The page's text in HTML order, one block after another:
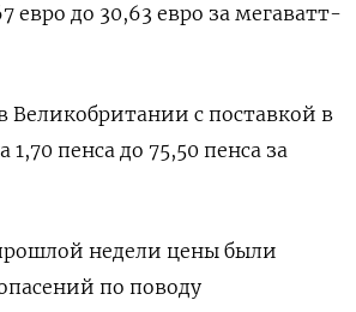
евро до 30,63 евро за мегаватт-
Великобритании с поставкой в
1,70 пенса до 75,50 пенса за
недели цены были
по поводу